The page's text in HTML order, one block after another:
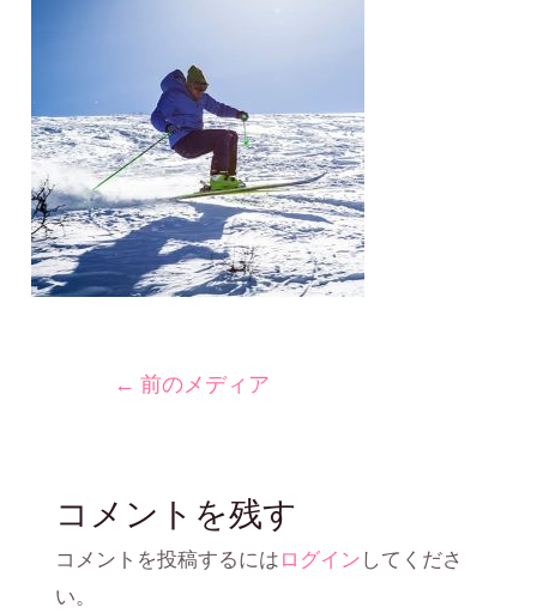
← 前のメディア
コメントを残す
コメントを投稿するにはログインしてくださ
い。